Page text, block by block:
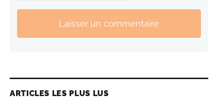
Laisser un commentaire
ARTICLES LES PLUS LUS